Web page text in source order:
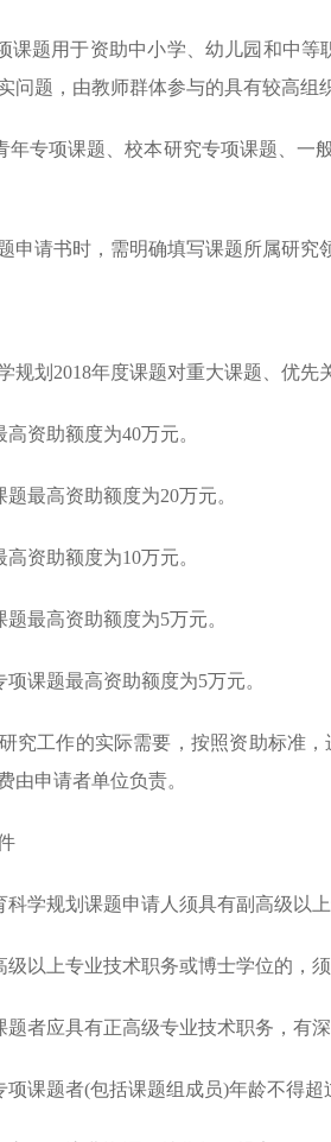
题用于资助中小学、幼儿园和中等
问题，由教师群体参与的具有较高组
专项课题、校本研究专项课题、一
请书时，需明确填写课题所属研究领
划2018年度课题对重大课题、优先
资助额度为40万元。
高资助额度为20万元。
资助额度为10万元。
最高资助额度为5万元。
题最高资助额度为5万元。
工作的实际需要，按照资助标准，
由申请者单位负责。
规划课题申请人须具有副高级以上
上专业技术职务或博士学位的，须
应具有正高级专业技术职务，有深
题者(包括课题组成员)年龄不得超过